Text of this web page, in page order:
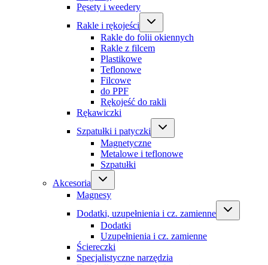
Pęsety i weedery
Rakle i rękojeści
Rakle do folii okiennych
Rakle z filcem
Plastikowe
Teflonowe
Filcowe
do PPF
Rękojeść do rakli
Rękawiczki
Szpatułki i patyczki
Magnetyczne
Metalowe i teflonowe
Szpatułki
Akcesoria
Magnesy
Dodatki, uzupełnienia i cz. zamienne
Dodatki
Uzupełnienia i cz. zamienne
Ściereczki
Specjalistyczne narzędzia